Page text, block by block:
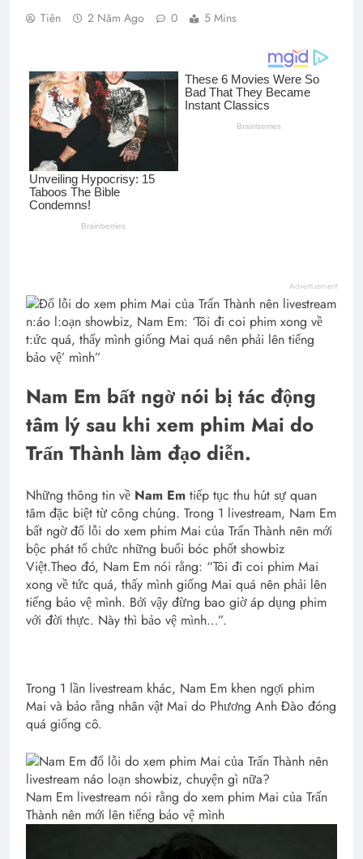
Tiên 2 Năm Ago 0 5 Mins
Advertisement
Nam Em bất ngờ nói bị tác động
tâm lý sau khi xem phim Mai do
Trấn Thành làm đạo diễn.
Những thông tin về Nam Em tiếp tục thu hút sự quan
tâm đặc biệt từ công chúng. Trong 1 livestream, Nam Em
bất ngờ đổ lỗi do xem phim Mai của Trấn Thành nên mới
bộc phát tổ chức những buổi bóc phốt showbiz
Việt.Theo đó, Nam Em nói rằng: “Tôi đi coi phim Mai
xong về tức quá, thấy mình giống Mai quá nên phải lên
tiếng bảo vệ mình. Bởi vậy đừng bao giờ áp dụng phim
với đời thực. Này thì bảo vệ mình…”.
Trong 1 lần livestream khác, Nam Em khen ngợi phim
Mai và bảo rằng nhân vật Mai do Phương Anh Đào đóng
quá giống cô.
Nam Em livestream nói rằng do xem phim Mai của Trấn
Thành nên mới lên tiếng bảo vệ mình